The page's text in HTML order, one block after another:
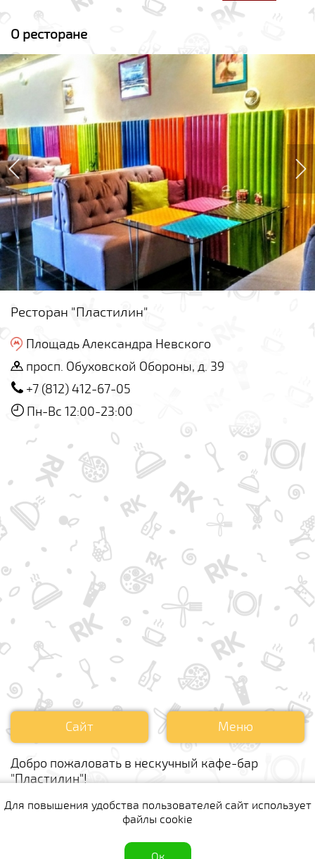
О ресторане
Ресторан "Пластилин"
Площадь Александра Невского
просп. Обуховской Обороны, д. 39
+7 (812) 412-67-05
Пн-Вс 12:00-23:00
Сайт Меню
Добро пожаловать в нескучный кафе-бар
"Пластилин"!
Комментарии
Для данного предложения пока нет ни одного
Для повышения удобства пользователей сайт использует
файлы cookie
полная версия сайта